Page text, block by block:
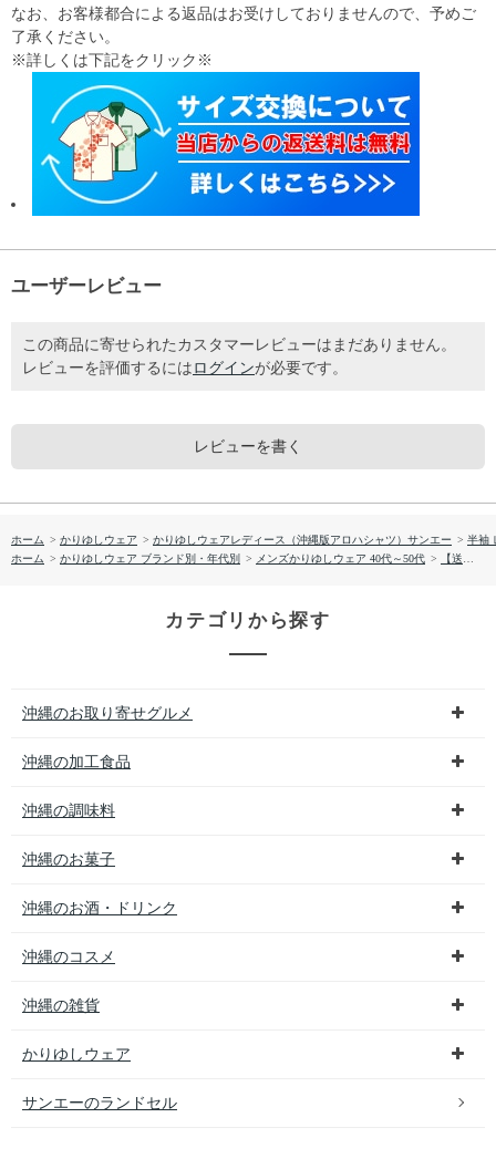
なお、お客様都合による返品はお受けしておりませんので、予めご
了承ください。
※詳しくは下記をクリック※
ユーザーレビュー
この商品に寄せられたカスタマーレビューはまだありません。
レビューを評価するには ログインが必要です。
レビューを書く
ホーム > かりゆしウェア > かりゆしウェアレディース（沖縄版アロハシャツ）サンエー > 半袖
ホーム > かりゆしウェア ブランド別・年代別 > メンズかりゆしウェア 40代～50代 > 【送料無料】やちむん葉っぱ サッカー生地 かりゆしウェアP1026-14L
カテゴリから探す
沖縄のお取り寄せグルメ
沖縄の加工食品
沖縄の調味料
沖縄のお菓子
沖縄のお酒・ドリンク
沖縄のコスメ
沖縄の雑貨
かりゆしウェア
サンエーのランドセル